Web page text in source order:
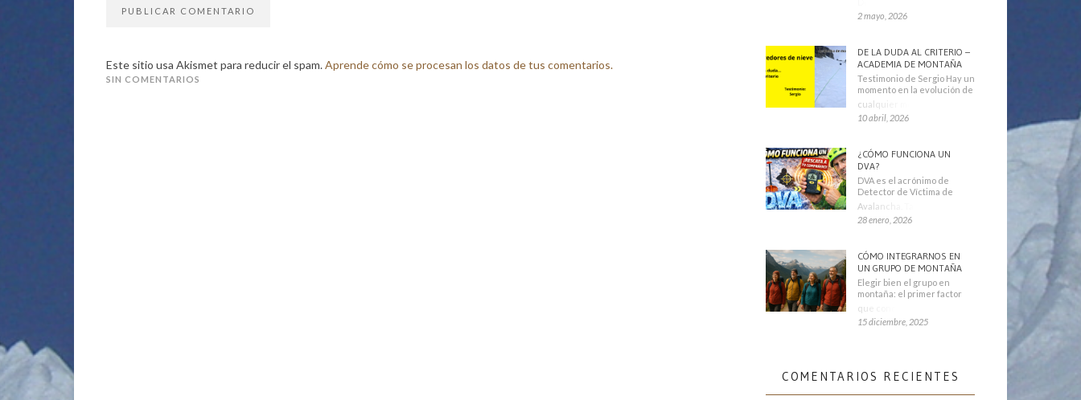
Este sitio usa Akismet para reducir el spam.Aprende cómo se procesan los datos de tus comentarios.
SIN COMENTARIOS
2 mayo, 2026
DE LA DUDA AL CRITERIO –
ACADEMIA DE MONTAÑA
Testimonio de Sergio Hay un
momento en la evolución de
cualquier montañero
10 abril, 2026
¿CÓMO FUNCIONA UN
DVA?
DVA es el acrónimo de
Detector de Víctima de
Avalancha. También se
28 enero, 2026
CÓMO INTEGRARNOS EN
UN GRUPO DE MONTAÑA
Elegir bien el grupo en
montaña: el primer factor
que condiciona tu
15 diciembre, 2025
COMENTARIOS RECIENTES